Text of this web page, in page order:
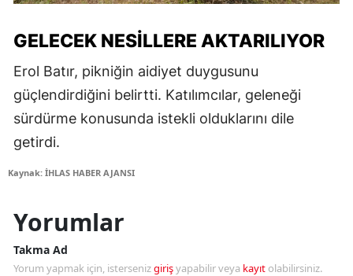
GELECEK NESILLERE AKTARILIYOR
Erol Batır, pikniğin aidiyet duygusunu
güçlendirdiğini belirtti. Katılımcılar, geleneği
sürdürme konusunda istekli olduklarını dile
getirdi.
Kaynak: İHLAS HABER AJANSI
Yorumlar
Takma Ad
Yorum yapmak için, istersenizgirişyapabilir veya kayıt olabilirsiniz.